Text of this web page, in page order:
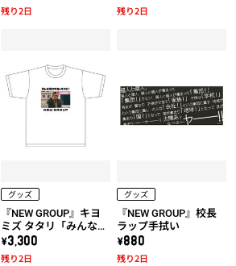
残り2日
残り2日
グッズ
『NEW GROUP』キヨ
ミズ タタリ「みんな騙
されちゃダメだ！」T
シャツ
\3,300
残り2日
グッズ
『NEW GROUP』校長
ラップ手拭い
\880
残り2日